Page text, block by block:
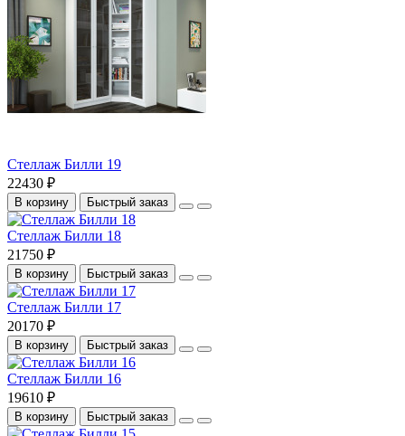
Стеллаж Билли 19
22430 ₽
В корзину Быстрый заказ
Стеллаж Билли 18
21750 ₽
В корзину Быстрый заказ
Стеллаж Билли 17
20170 ₽
В корзину Быстрый заказ
Стеллаж Билли 16
19610 ₽
В корзину Быстрый заказ